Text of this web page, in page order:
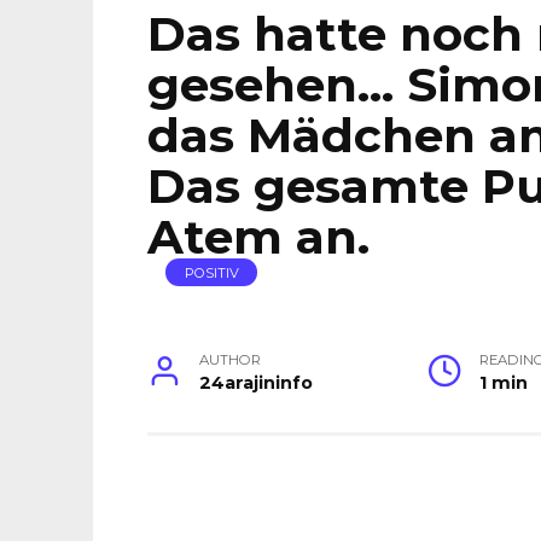
Das hatte noch
gesehen…
das Mädchen
Das gesamte
Atem an.
POSITIV
AUTHOR
24arajininfo
READING
1 min